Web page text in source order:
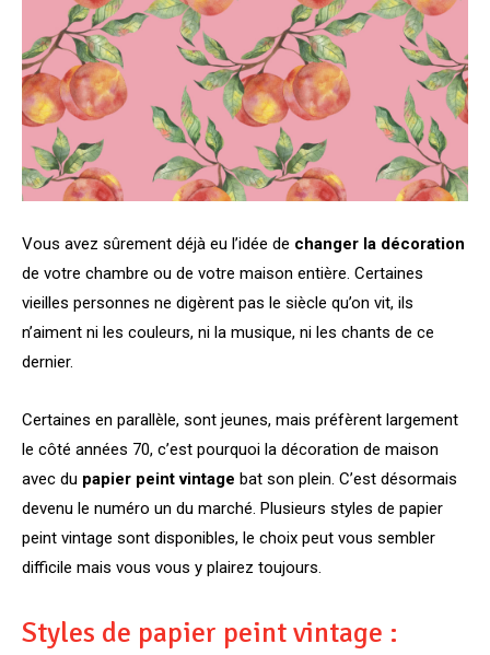
Vous avez sûrement déjà eu l’idée de changer la décoration
de votre chambre ou de votre maison entière. Certaines
vieilles personnes ne digèrent pas le siècle qu’on vit, ils
n’aiment ni les couleurs, ni la musique, ni les chants de ce
dernier.
Certaines en parallèle, sont jeunes, mais préfèrent largement
le côté années 70, c’est pourquoi la décoration de maison
avec du papier peint vintage bat son plein. C’est désormais
devenu le numéro un du marché. Plusieurs styles de papier
peint vintage sont disponibles, le choix peut vous sembler
difficile mais vous vous y plairez toujours.
Styles de papier peint vintage :